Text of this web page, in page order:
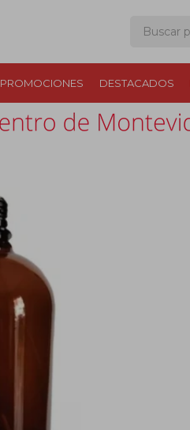
PROMOCIONES DESTACADOS